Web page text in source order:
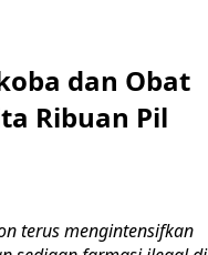
dan Obat
Ribuan Pil
terus mengintensifkan